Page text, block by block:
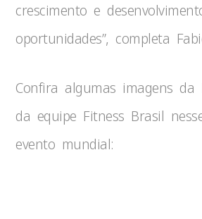
crescimento e
oportunidades”, completa
Confira algumas imagens da
da equipe Fitness Brasil
evento mundial: